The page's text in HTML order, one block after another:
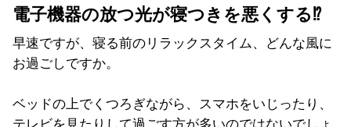
電子機器の放つ光が寝つきを悪くする⁉
早速ですが、寝る前のリラックスタイム、どんな風に
お過ごしですか。
ベッドの上でくつろぎながら、スマホをいじったり、
テレビを見たりして過ごす方が多いのではないでしょ